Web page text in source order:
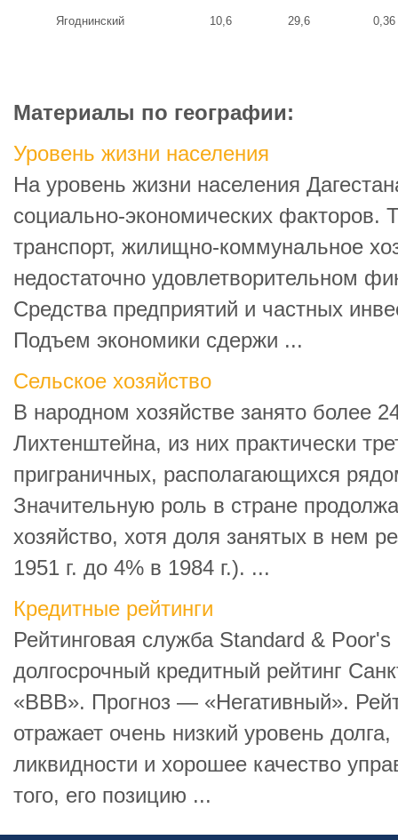
Ягоднинский 10,6 29,6 0,36
Материалы по географии:
Уровень жизни населения
На уровень жизни населения
социально-экономических факторов.
транспорт, жилищно-коммунальное
недостаточно удовлетворительном
Средства предприятий и частных
Подъем экономики сдержи ...
Сельское хозяйство
В народном хозяйстве занято более
Лихтенштейна, из них практически
приграничных, располагающихся
Значительную роль в стране
хозяйство, хотя доля занятых в нем
1951 г. до 4% в 1984 г.). ...
Кредитные рейтинги
Рейтинговая служба Standard & Poor's
долгосрочный кредитный рейтинг
«ВВВ». Прогноз — «Негативный».
отражает очень низкий уровень
ликвидности и хорошее качество
того, его позицию ...